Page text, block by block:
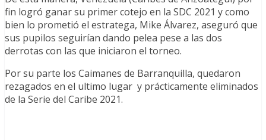
fin logró ganar su primer cotejo en la SDC 2021 y como
bien lo prometió el estratega, Mike Álvarez, aseguró que
sus pupilos seguirían dando pelea pese a las dos
derrotas con las que iniciaron el torneo.
Por su parte los Caimanes de Barranquilla, quedaron
rezagados en el ultimo lugar y prácticamente eliminados
de la Serie del Caribe 2021.